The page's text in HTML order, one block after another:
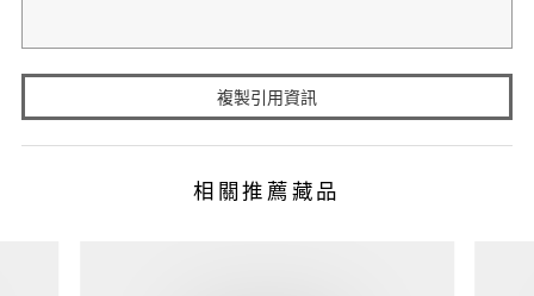
複製引用資訊
相關推薦藏品